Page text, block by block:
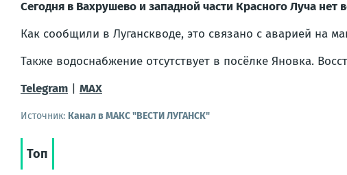
Сегодня в Вахрушево и западной части Красного Луча нет
Как сообщили в Луганскводе, это связано с аварией на
Также водоснабжение отсутствует в посёлке Яновка.
Telegram
MAX
Источник: Канал в МАКС "ВЕСТИ ЛУГАНСК"
Топ